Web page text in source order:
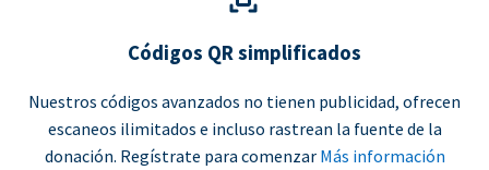
Códigos QR simplificados
Nuestros códigos avanzados no tienen publicidad, ofrecen
escaneos ilimitados e incluso rastrean la fuente de la
donación. Regístrate para comenzar Más información